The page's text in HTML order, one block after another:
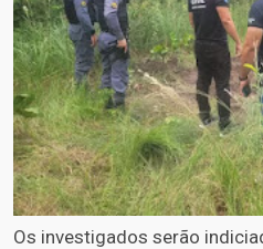
Os investigados serão